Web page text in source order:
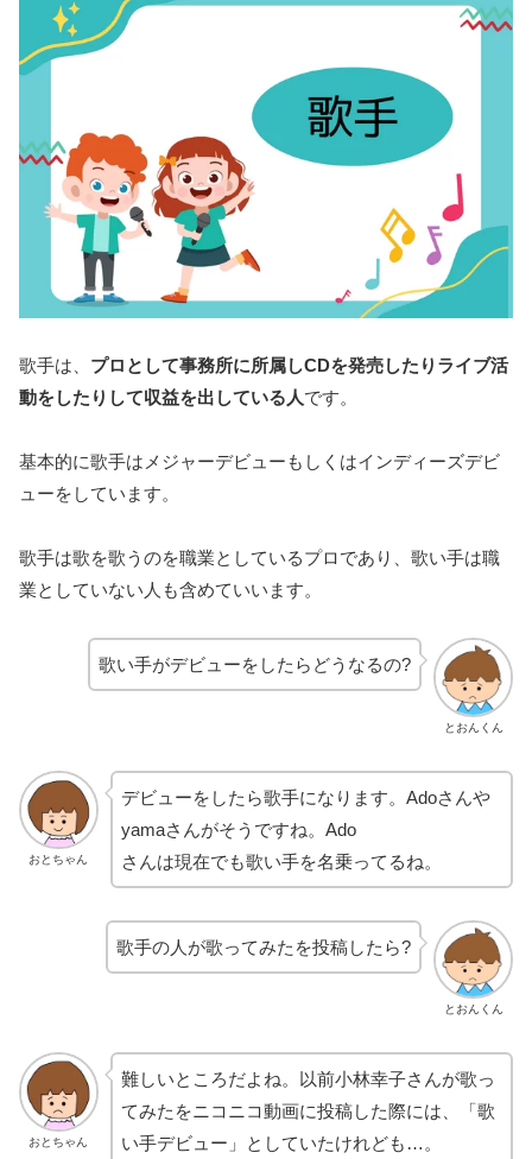
歌手は、 プロとして事務所に所属しCDを発売したりライブ活
動をしたりして収益を出している人です。
基本的に歌手はメジャーデビューもしくはインディーズデビ
ューをしています。
歌手は歌を歌うのを職業としているプロであり、歌い手は職
業としていない人も含めていいます。
とおんくん
歌い手がデビューをしたらどうなるの?
おとちゃん
デビューをしたら歌手になります。Adoさんや
yamaさんがそうですね。Ado
さんは現在でも歌い手を名乗ってるね。
とおんくん
歌手の人が歌ってみたを投稿したら?
おとちゃん
難しいところだよね。以前小林幸子さんが歌っ
てみたをニコニコ動画に投稿した際には、「歌
い手デビュー」としていたけれども…。